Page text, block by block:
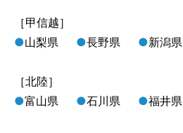
［甲信越］
●山梨県 ●長野県 ●新潟県
［北陸］
●富山県 ●石川県 ●福井県